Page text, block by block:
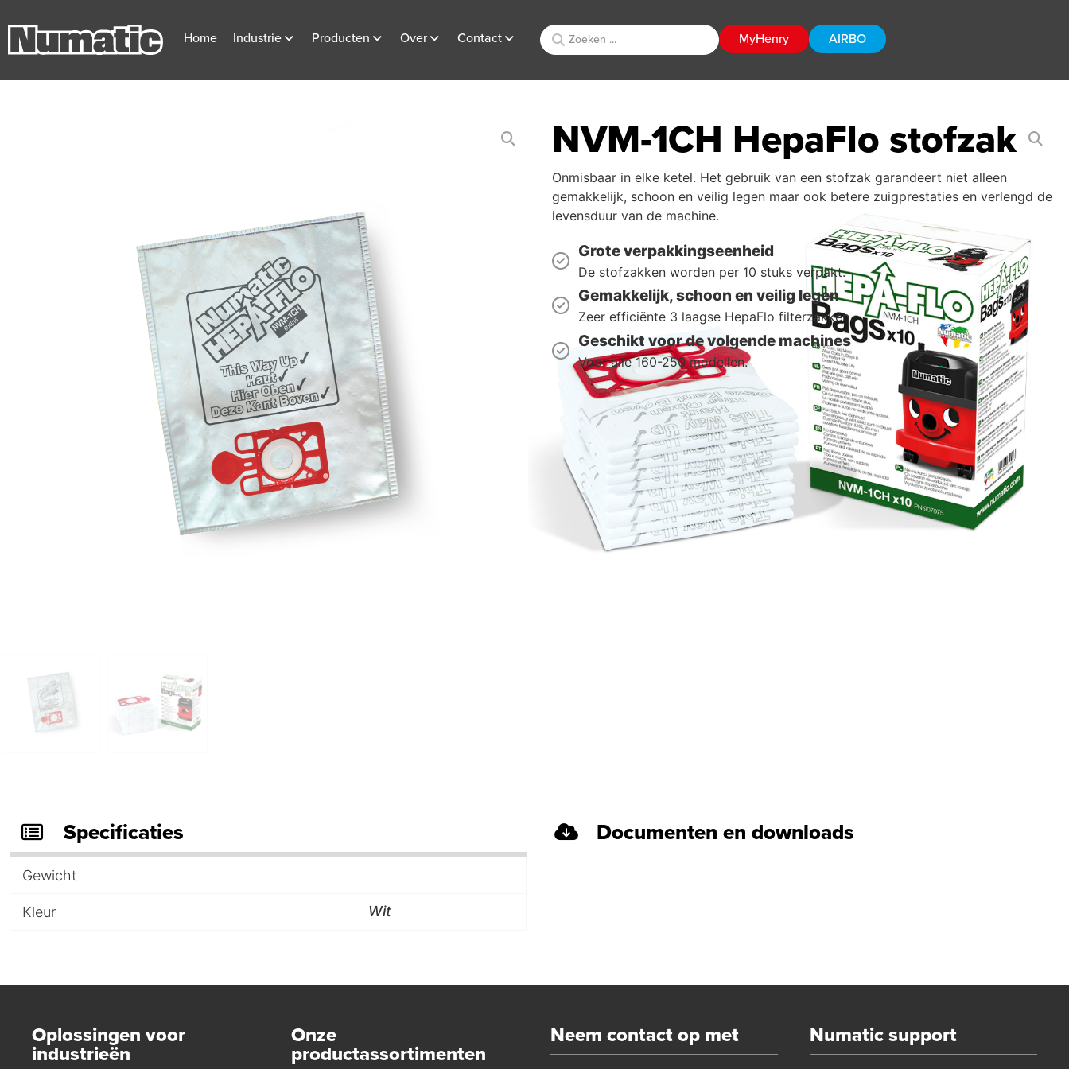
Home Industrie Producten Over Contact MyHenry AIRBO
NVM-1CH HepaFlo stofzak
Onmisbaar in elke ketel. Het gebruik van een stofzak garandeert niet alleen
gemakkelijk, schoon en veilig legen maar ook betere zuigprestaties en verlengd de
levensduur van de machine.
Grote verpakkingseenheid
De stofzakken worden per 10 stuks verpakt.
Gemakkelijk, schoon en veilig legen
Zeer efficiënte 3 laagse HepaFlo filterzakken.
Geschikt voor de volgende machines
Voor alle 160-250 modellen.
Specificaties
Gewicht
Kleur Wit
Documenten en downloads
Oplossingen voor
industrieën
Onze
productassortimenten
Neem contact op met Numatic support